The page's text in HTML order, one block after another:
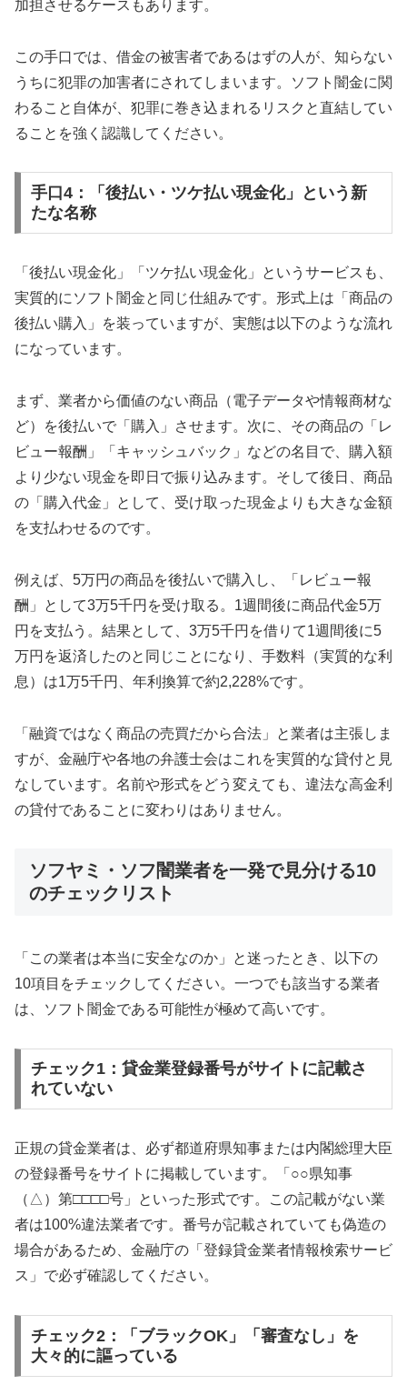
加担させるケースもあります。
この手口では、借金の被害者であるはずの人が、知らない
うちに犯罪の加害者にされてしまいます。ソフト闇金に関
わること自体が、犯罪に巻き込まれるリスクと直結してい
ることを強く認識してください。
手口4：「後払い・ツケ払い現金化」という新
たな名称
「後払い現金化」「ツケ払い現金化」というサービスも、
実質的にソフト闇金と同じ仕組みです。形式上は「商品の
後払い購入」を装っていますが、実態は以下のような流れ
になっています。
まず、業者から価値のない商品（電子データや情報商材な
ど）を後払いで「購入」させます。次に、その商品の「レ
ビュー報酬」「キャッシュバック」などの名目で、購入額
より少ない現金を即日で振り込みます。そして後日、商品
の「購入代金」として、受け取った現金よりも大きな金額
を支払わせるのです。
例えば、5万円の商品を後払いで購入し、「レビュー報
酬」として3万5千円を受け取る。1週間後に商品代金5万
円を支払う。結果として、3万5千円を借りて1週間後に5
万円を返済したのと同じことになり、手数料（実質的な利
息）は1万5千円、年利換算で約2,228%です。
「融資ではなく商品の売買だから合法」と業者は主張しま
すが、金融庁や各地の弁護士会はこれを実質的な貸付と見
なしています。名前や形式をどう変えても、違法な高金利
の貸付であることに変わりはありません。
ソフヤミ・ソフ闇業者を一発で見分ける10
のチェックリスト
「この業者は本当に安全なのか」と迷ったとき、以下の
10項目をチェックしてください。一つでも該当する業者
は、ソフト闇金である可能性が極めて高いです。
チェック1：貸金業登録番号がサイトに記載さ
れていない
正規の貸金業者は、必ず都道府県知事または内閣総理大臣
の登録番号をサイトに掲載しています。「○○県知事
（△）第□□□□号」といった形式です。この記載がない業
者は100%違法業者です。番号が記載されていても偽造の
場合があるため、金融庁の「登録貸金業者情報検索サービ
ス」で必ず確認してください。
チェック2：「ブラックOK」「審査なし」を
大々的に謳っている